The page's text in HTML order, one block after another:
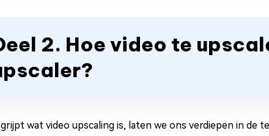
2. Hoe video te
wat video upscaling is, laten we ons verdiepen in de